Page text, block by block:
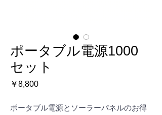
ポータブル電源1000
セット
￥8,800価
ポータブル電源とソーラーパネルのお得